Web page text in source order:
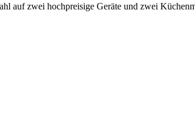
auf zwei hochpreisige Geräte und zwei